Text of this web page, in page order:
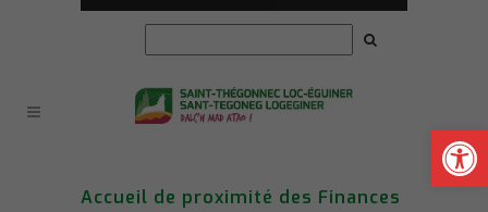
Ouvrir
Accueil de proximité des Finances